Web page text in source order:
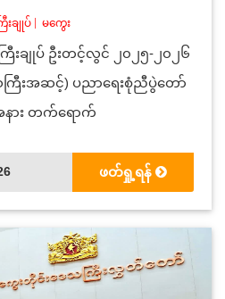
းချုပ်| မကွေး
းချုပ် ဦးတင့်လွင် ၂၀၂၅-၂၀၂၆
ြီးအဆင့်) ပညာရေးစုံညီပွဲတော်
နား တက်ရောက်
ဖတ်ရှု့ရန်